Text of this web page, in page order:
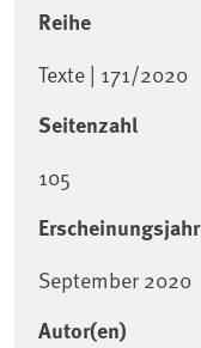
Reihe
Texte | 171/2020
Seitenzahl
105
Erscheinungsjahr
September 2020
Autor(en)